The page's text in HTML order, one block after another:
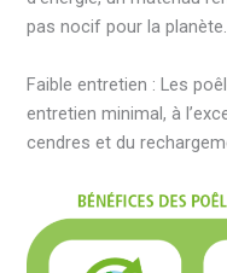
pas nocif pour la planète.
Faible entretien : Les
entretien minimal, à
cendres et du